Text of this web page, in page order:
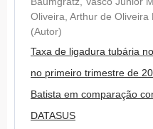
Oliveira, Arthur de Oliveira
(Autor)
Taxa de ligadura tubária
no primeiro trimestre de
Batista em comparação
DATASUS